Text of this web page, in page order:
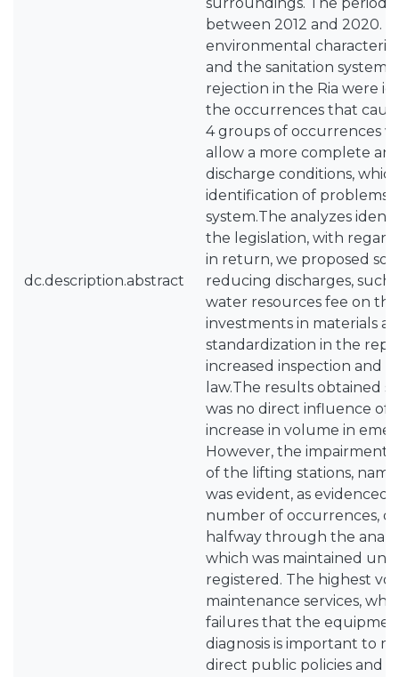
dc.description.abstract
between 2012 and 2020.
environmental
and the sanitation system,
rejection in the Ria were
the occurrences that
4 groups of occurrences
allow a more complete
discharge conditions,
identification of problems
system.The analyzes
the legislation, with
in return, we proposed
reducing discharges, such
water resources fee on
investments in materials
standardization in the
increased inspection and
law.The results obtained
was no direct influence of
increase in volume in
However, the impairment
of the lifting stations,
was evident, as evidenced
number of occurrences,
halfway through the
which was maintained
registered. The highest
maintenance services,
failures that the
diagnosis is important to
direct public policies and